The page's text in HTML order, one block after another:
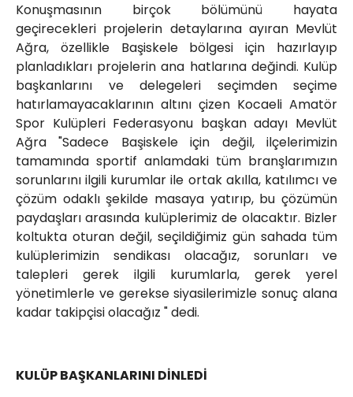
Konuşmasının birçok bölümünü hayata
geçirecekleri projelerin detaylarına ayıran Mevlüt
Ağra, özellikle Başiskele bölgesi için hazırlayıp
planladıkları projelerin ana hatlarına değindi. Kulüp
başkanlarını ve delegeleri seçimden seçime
hatırlamayacaklarının altını çizen Kocaeli Amatör
Spor Kulüpleri Federasyonu başkan adayı Mevlüt
Ağra "Sadece Başiskele için değil, ilçelerimizin
tamamında sportif anlamdaki tüm branşlarımızın
sorunlarını ilgili kurumlar ile ortak akılla, katılımcı ve
çözüm odaklı şekilde masaya yatırıp, bu çözümün
paydaşları arasında kulüplerimiz de olacaktır. Bizler
koltukta oturan değil, seçildiğimiz gün sahada tüm
kulüplerimizin sendikası olacağız, sorunları ve
talepleri gerek ilgili kurumlarla, gerek yerel
yönetimlerle ve gerekse siyasilerimizle sonuç alana
kadar takipçisi olacağız " dedi.
KULÜP BAŞKANLARINI DİNLEDİ